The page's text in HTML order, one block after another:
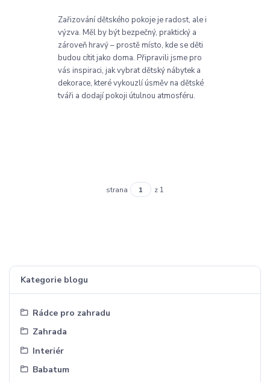
Kategorie blogu
Rádce pro zahradu
Zahrada
Interiér
Babatum
Zařizování dětského pokoje je radost, ale i
výzva. Měl by být bezpečný, praktický a
zároveň hravý – prostě místo, kde se děti
budou cítit jako doma. Připravili jsme pro
vás inspiraci, jak vybrat dětský nábytek a
dekorace, které vykouzlí úsměv na dětské
tváři a dodají pokoji útulnou atmosféru.
strana z 1